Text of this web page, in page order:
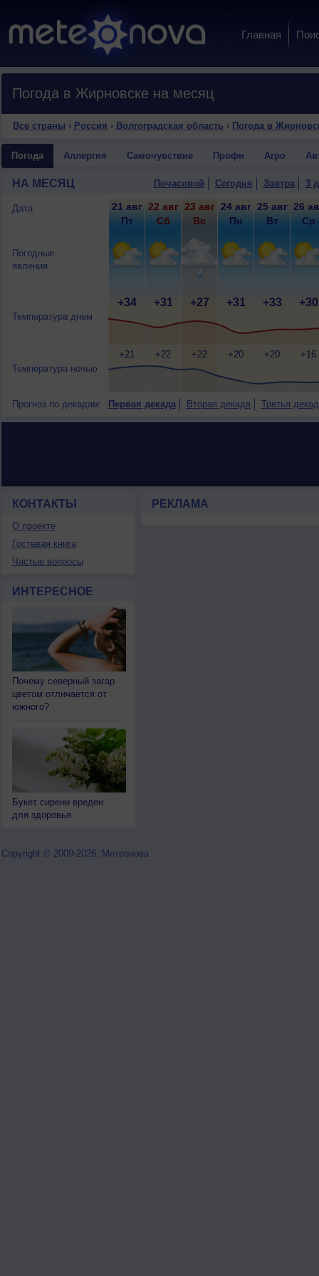
Главная
Погода в Жирновске на месяц
Все страны › Россия › Волгоградская область › Погода в
Погода Аллергия Самочувствие Профи Агро
НА МЕСЯЦ Почасовой Сегодня Завтра 3
Дата
Погодные
явления
Температура днем
Температура ночью
21 авг
Пт
+34
+21
22 авг
Сб
+31
+22
23 авг
Вс
+27
+22
24 авг
Пн
+31
+20
25 авг
Вт
+33
+20
26
Ср
+30
+16
Прогноз по декадам: Первая декада Вторая декада Третья
КОНТАКТЫ
О проекте
Гостевая книга
Частые вопросы
ИНТЕРЕСНОЕ
Почему северный загар
цветом отличается от
южного?
Букет сирени вреден
для здоровья
РЕКЛАМА
Copyright © 2009-2026, Метеонова